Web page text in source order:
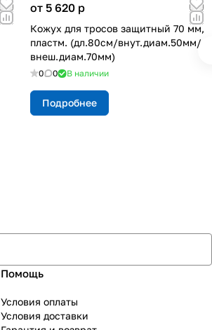
от 5 620 p
Кожух для тросов защитный 70 мм,
пластм. (дл.80см/внут.диам.50мм/
внеш.диам.70мм)
0 0 В наличии
Подробнее
Помощь
Условия оплаты
Условия доставки